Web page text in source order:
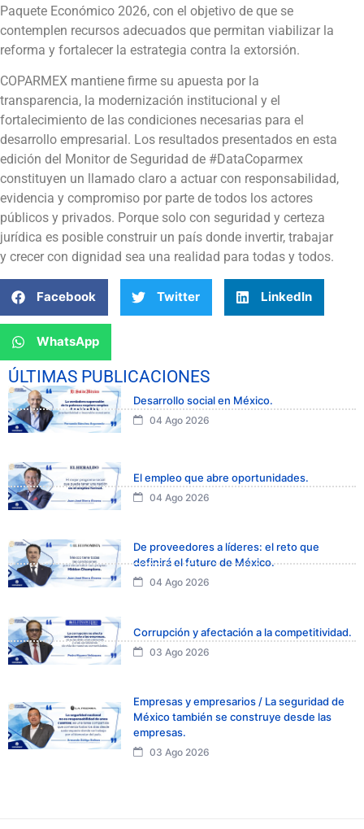
Paquete Económico 2026, con el objetivo de que se
contemplen recursos adecuados que permitan viabilizar la
reforma y fortalecer la estrategia contra la extorsión.
COPARMEX mantiene firme su apuesta por la
transparencia, la modernización institucional y el
fortalecimiento de las condiciones necesarias para el
desarrollo empresarial. Los resultados presentados en esta
edición del Monitor de Seguridad de #DataCoparmex
constituyen un llamado claro a actuar con responsabilidad,
evidencia y compromiso por parte de todos los actores
públicos y privados. Porque solo con seguridad y certeza
jurídica es posible construir un país donde invertir, trabajar
y crecer con dignidad sea una realidad para todas y todos.
Facebook Twitter LinkedIn
WhatsApp
ÚLTIMAS PUBLICACIONES
Desarrollo social en México.
04 Ago 2026
El empleo que abre oportunidades.
04 Ago 2026
De proveedores a líderes: el reto que
definirá el futuro de México.
04 Ago 2026
Corrupción y afectación a la competitividad.
03 Ago 2026
Empresas y empresarios / La seguridad de
México también se construye desde las
empresas.
03 Ago 2026